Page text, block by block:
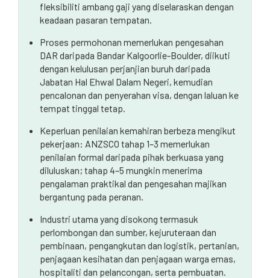
fleksibiliti ambang gaji yang diselaraskan dengan
keadaan pasaran tempatan.
Proses permohonan memerlukan pengesahan
DAR daripada Bandar Kalgoorlie-Boulder, diikuti
dengan kelulusan perjanjian buruh daripada
Jabatan Hal Ehwal Dalam Negeri, kemudian
pencalonan dan penyerahan visa, dengan laluan ke
tempat tinggal tetap.
Keperluan penilaian kemahiran berbeza mengikut
pekerjaan: ANZSCO tahap 1–3 memerlukan
penilaian formal daripada pihak berkuasa yang
diluluskan; tahap 4–5 mungkin menerima
pengalaman praktikal dan pengesahan majikan
bergantung pada peranan.
Industri utama yang disokong termasuk
perlombongan dan sumber, kejuruteraan dan
pembinaan, pengangkutan dan logistik, pertanian,
penjagaan kesihatan dan penjagaan warga emas,
hospitaliti dan pelancongan, serta pembuatan.